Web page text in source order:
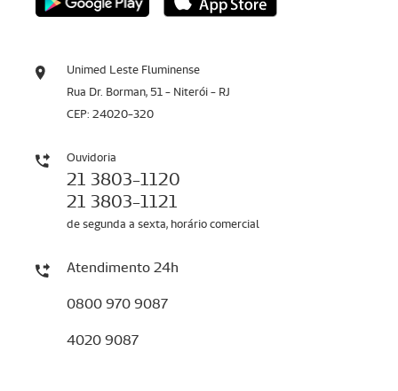
Unimed Leste Fluminense
Rua Dr. Borman, 51 - Niterói - RJ
CEP: 24020-320
Ouvidoria
21 3803-1120
21 3803-1121
de segunda a sexta, horário comercial
Atendimento 24h
0800 970 9087
4020 9087